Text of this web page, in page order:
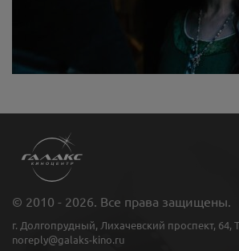
© 2010 - 2026. Все права защищены.
г. Долгопрудный, Лихачевский проспект,
noreply@galaks-kino.ru